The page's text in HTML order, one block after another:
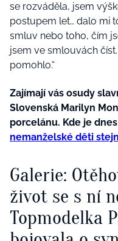
se rozváděla, jsem
postupem let… dalo mi
smluv nebo toho, čím
jsem ve smlouvách
pomohlo.“
Zajímají vás osudy
Slovenská Marilyn
porcelánu. Kde je
nemanželské děti
Galerie:
život se s ní
Topmodelka